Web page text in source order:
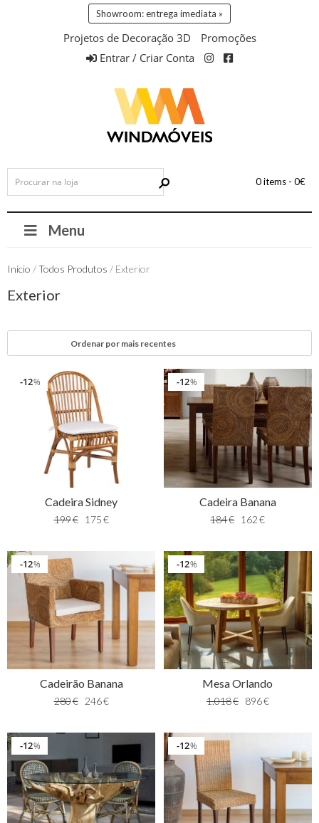
Showroom: entrega imediata »
Projetos de Decoração 3D
Promoções
Entrar / Criar Conta
0 items - 0€
Menu
Início /Todos Produtos / Exterior
Exterior
%
12
Cadeira Sidney
199€ 175€
%
12
Cadeira Banana
184€ 162 €
%
12
Cadeirão Banana
280€ 246€
%
12
Mesa Orlando
1.018€ 896€
%
12 %
12